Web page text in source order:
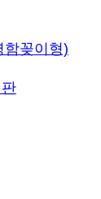
함꽂이형)